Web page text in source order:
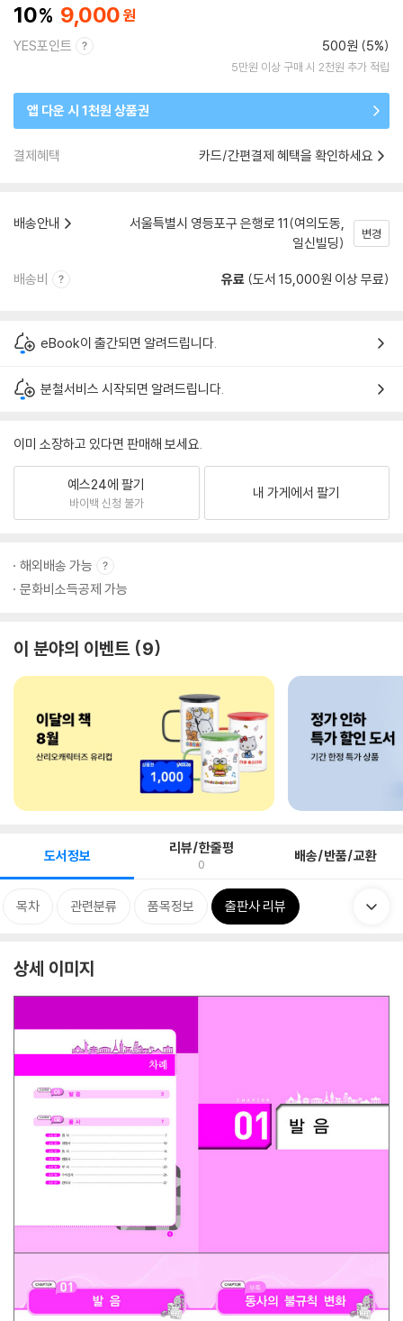
10 9,000
YES포인트 500원 (5%)
5만원 이상 구매 시 2천원 추가 적립
앱 다운 시 1천원 상품권
결제혜택 카드/간편결제 혜택을 확인하세요
배송안내
서울특별시 영등포구 은행로 11(여의도동,
일신빌딩)
변경
배송비 유료 (도서 15,000원 이상 무료)
eBook이 출간되면 알려드립니다.
분철서비스 시작되면 알려드립니다.
이미 소장하고 있다면 판매해 보세요.
예스24에 팔기
바이백 신청 불가
내 가게에서 팔기
해외배송 가능
문화비소득공제 가능
이 분야의 이벤트 9
도서정보 리뷰/한줄평
0 배송/반품/교환
목차 관련분류 품목정보 출판사 리뷰
상세 이미지